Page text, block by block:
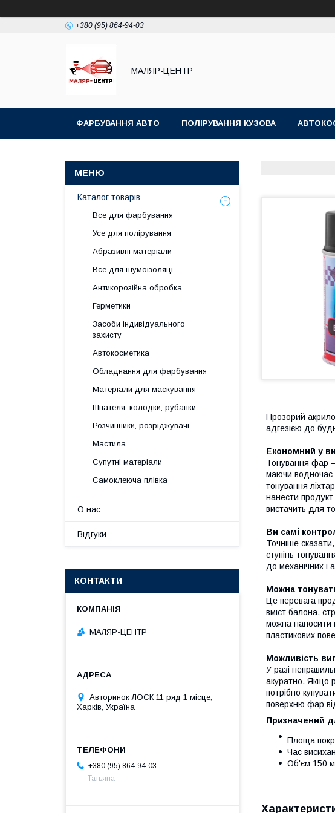
+380 (95) 864-94-03
МАЛЯР-ЦЕНТР
ФАРБУВАННЯ АВТО ПОЛІРУВАННЯ КУЗОВА
Прозорий
адгезією до
Економний у
Тонування фар —
маючи водночас
тонування
нанести
вистачить для
Ви самі
Точніше
ступінь
до механічних і
Можна
Це перевага
вміст балона,
можна наносити
пластикових
Можливість
У разі
акуратно. Якщо
потрібно
поверхню фар
Призначений
Площа
Час
Об'єм 150
Каталог товарів
Все для фарбування
Усе для полірування
Абразивні матеріали
Все для шумоізоляції
Антикорозійна обробка
Герметики
Засоби індивідуального
захисту
Автокосметика
Обладнання для фарбування
Матеріали для маскування
Шпателя, колодки, рубанки
Розчинники, розріджувачі
Мастила
Супутні матеріали
Самоклеюча плівка
О нас
Відгуки
КОНТАКТИ
МАЛЯР-ЦЕНТР
Авторинок ЛОСК 11 ряд 1 місце,
Харків, Україна
+380 (95) 864-94-03
Татьяна